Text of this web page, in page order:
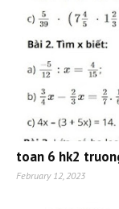
toan 6 hk2
February 12, 2023